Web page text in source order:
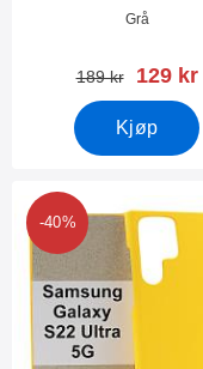
Varenummer 43288
Grå
gammel pris
189 kr ny pris
129 kr
Kjøp
-40%
Deksel SamsungMerk